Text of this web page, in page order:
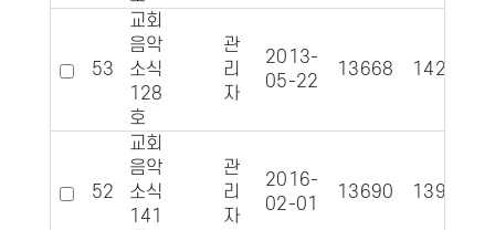
53
교회
음악
소식
128
호
관
리
자
2013-
05-22
13668 1426
52
교회
음악
소식
141
관
리
자
2016-
02-01
13690 1394